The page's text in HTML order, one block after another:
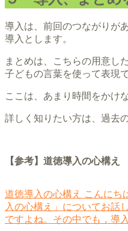
導入は、前回のつながりが
導入とします。
まとめは、こちらの用意し
子どもの言葉を使って表現
ここは、あまり時間をかけ
詳しく知りたい方は、過去
【参考】道徳導入の心構え
道徳導入の心構え
こんにち
入の心構え」についてお話
ですよね。その中でも，導